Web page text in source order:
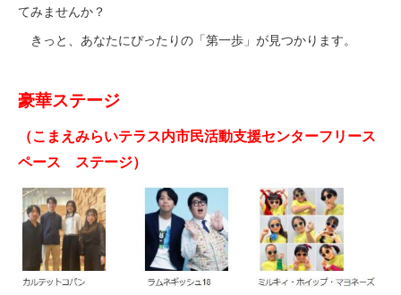
てみませんか？
きっと、あなたにぴったりの「第一歩」が見つかります。
豪華ステージ
（こまえみらいテラス内市民活動支援センターフリース
ペース ステージ）